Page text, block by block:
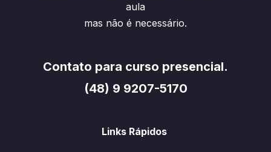
aula
mas não é necessário.
Contato para curso presencial.
(48) 9 9207-5170
Links Rápidos